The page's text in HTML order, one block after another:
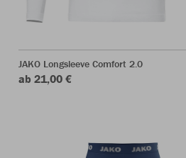
JAKO Longsleeve Comfort 2.0
ab 21,00 €